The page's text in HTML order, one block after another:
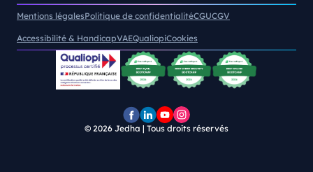
Mentions légalesPolitique de confidentialitéCGUCGV
Accessibilité & HandicapVAEQualiopiCookies
PagePageChaîne
Pofil
© 2026 Jedha | Tous droits réservés